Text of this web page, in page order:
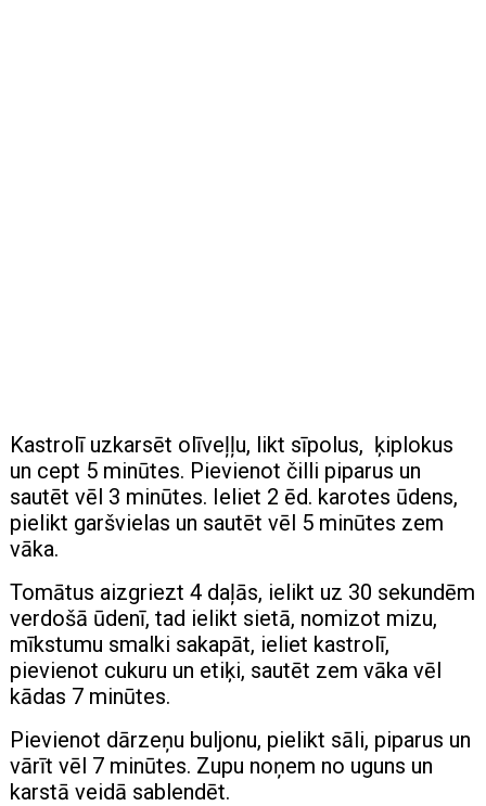
Kastrolī uzkarsēt olīveļļu, likt sīpolus, ķiplokus
un cept 5 minūtes. Pievienot čilli piparus un
sautēt vēl 3 minūtes. Ieliet 2 ēd. karotes ūdens,
pielikt garšvielas un sautēt vēl 5 minūtes zem
vāka.
Tomātus aizgriezt 4 daļās, ielikt uz 30 sekundēm
verdošā ūdenī, tad ielikt sietā, nomizot mizu,
mīkstumu smalki sakapāt, ieliet kastrolī,
pievienot cukuru un etiķi, sautēt zem vāka vēl
kādas 7 minūtes.
Pievienot dārzeņu buljonu, pielikt sāli, piparus un
vārīt vēl 7 minūtes. Zupu noņem no uguns un
karstā veidā sablendēt.